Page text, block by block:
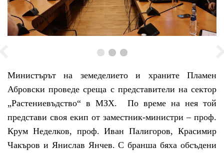
Министърът на земеделието и храните Пламен
Абровски проведе среща с представители на сектор
„Растениевъдство“ в МЗХ. По време на нея той
представи своя екип от заместник-министри – проф.
Крум Неделков, проф. Иван Палигоров, Красимир
Чакъров и Янислав Янчев. С бранша бяха обсъдени